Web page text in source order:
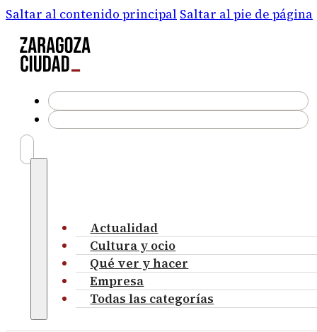
Saltar al contenido principal Saltar al pie de página
Actualidad
Cultura y ocio
Qué ver y hacer
Empresa
Todas las categorías